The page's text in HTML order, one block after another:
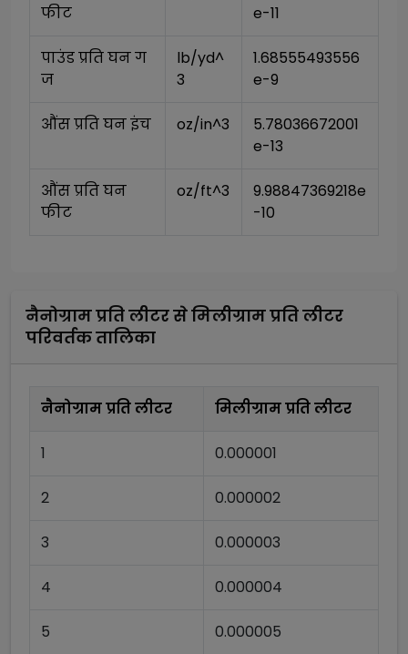
फीट
e-11
पाउंड प्रति घन ग
ज
lb/yd^
3
1.68555493556
e-9
औंस प्रति घन इंच oz/in^3
5.78036672001
e-13
औंस प्रति घन
फीट
oz/ft^3
9.98847369218e
-10
नैनोग्राम प्रति लीटरसेमिलीग्राम प्रति लीटर
परिवर्तक तालिका
नैनोग्राम प्रति लीटर मिलीग्राम प्रति लीटर
1 0.000001
2 0.000002
3 0.000003
4 0.000004
5 0.000005